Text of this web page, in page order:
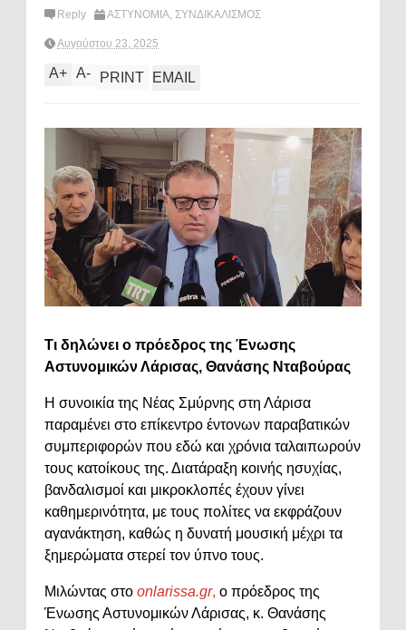
Reply ΑΣΤΥΝΟΜΙΑ, ΣΥΝΔΙΚΑΛΙΣΜΟΣ
Αυγούστου 23, 2025
A+ A- PRINT EMAIL
Τι δηλώνει ο πρόεδρος της Ένωσης
Αστυνομικών Λάρισας, Θανάσης Νταβούρας
Η συνοικία της Νέας Σμύρνης στη Λάρισα
παραμένει στο επίκεντρο έντονων παραβατικών
συμπεριφορών που εδώ και χρόνια ταλαιπωρούν
τους κατοίκους της. Διατάραξη κοινής ησυχίας,
βανδαλισμοί και μικροκλοπές έχουν γίνει
καθημερινότητα, με τους πολίτες να εκφράζουν
αγανάκτηση, καθώς η δυνατή μουσική μέχρι τα
ξημερώματα στερεί τον ύπνο τους.
Μιλώντας στο onlarissa.gr, ο πρόεδρος της
Ένωσης Αστυνομικών Λάρισας, κ. Θανάσης